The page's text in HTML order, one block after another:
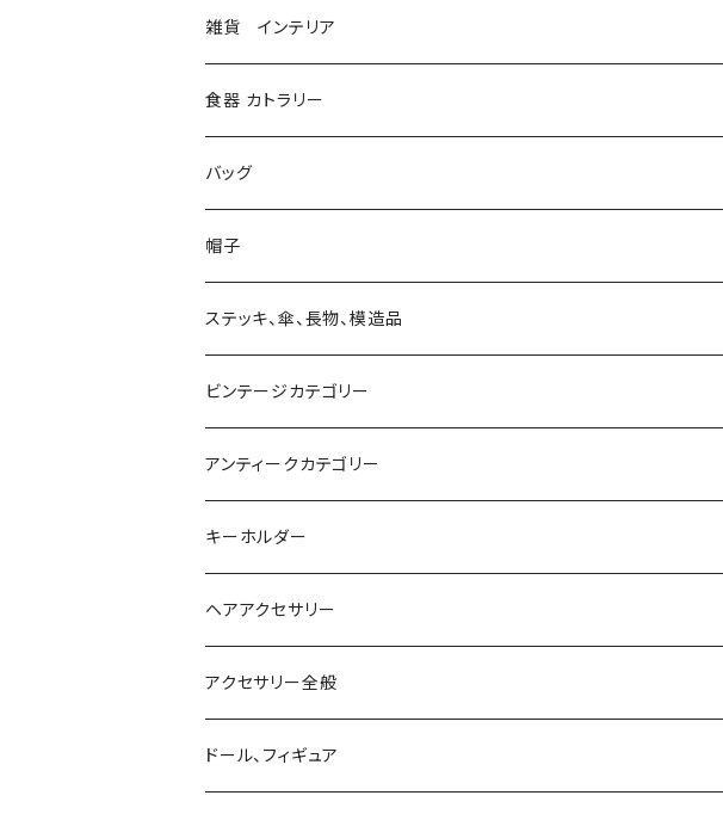
シャツ、ブラウス
ジャケット、コート
ボトム、スカート
ソックス、レギンス
マフラー、ストール、スカーフ
ベスト
ベルト ハーネス
グローブ
メガネ、ゴーグル
マスク
望遠鏡、単眼鏡、双眼鏡、ルーペ
付けエリ
手首、足首
雑貨 インテリア
本
ステーショナリー
造形
キャンドルスタンド
食器 カトラリー
バッグ
財布
バッグ
帽子
ステッキ、傘、長物、模造品
ビンテージカテゴリー
アンティークカテゴリー
キーホルダー
ヘアアクセサリー
アクセサリー全般
シルバーアクセサリー
ドール、フィギュア